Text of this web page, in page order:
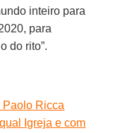
inteiro para
para
do rito”.
Paolo Ricca
Igreja e com